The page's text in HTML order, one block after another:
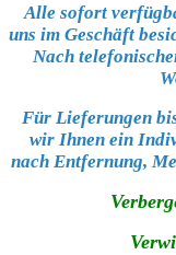
Alle sofort
uns im Geschäft
Nach
Für Lieferungen
wir Ihnen ein
nach Entfernung,